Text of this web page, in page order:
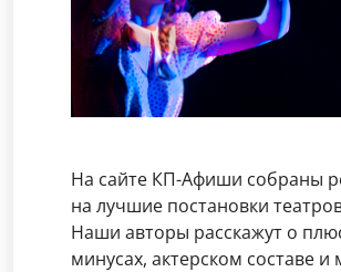
На сайте КП-Афиши собраны
на лучшие постановки
Наши авторы расскажут о
минусах, актерском составе и